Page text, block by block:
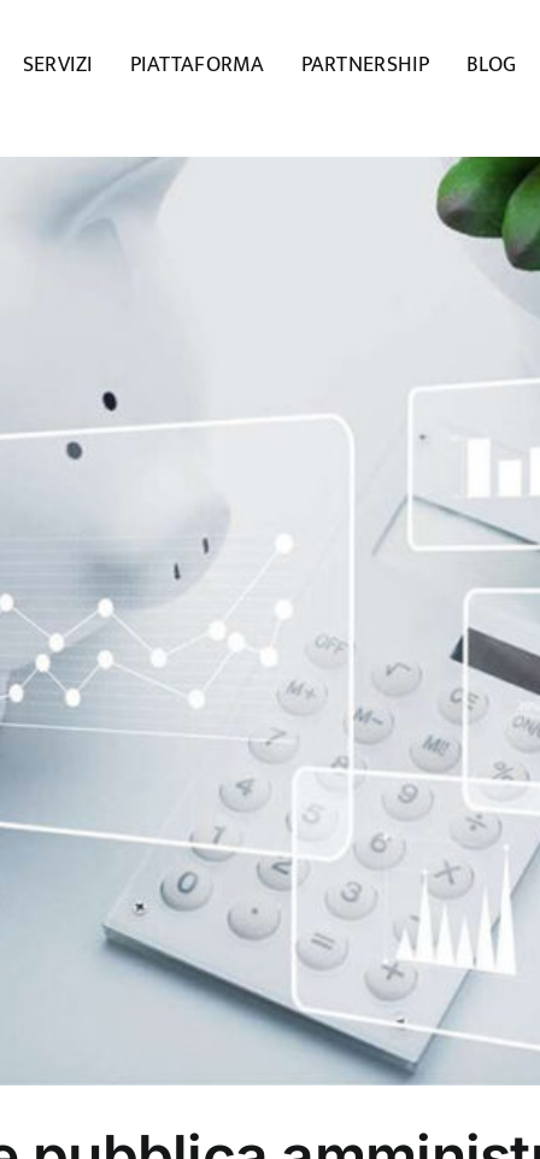
SERVIZI PIATTAFORMA PARTNERSHIP BLOG